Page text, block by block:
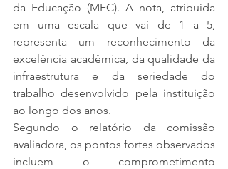
da Educação (MEC). A nota, atribuída
em uma escala que vai de 1 a 5,
representa um reconhecimento da
excelência acadêmica, da qualidade da
infraestrutura e da seriedade do
trabalho desenvolvido pela instituição
ao longo dos anos.
Segundo o relatório da comissão
avaliadora, os pontos fortes observados
incluem o comprometimento